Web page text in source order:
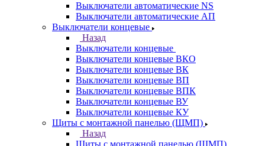
Выключатели автоматические NS
Выключатели автоматические АП
Выключатели концевые
Назад
Выключатели концевые
Выключатели концевые ВКО
Выключатели концевые ВК
Выключатели концевые ВП
Выключатели концевые ВПК
Выключатели концевые ВУ
Выключатели концевые КУ
Щиты с монтажной панелью (ЩМП)
Назад
Щиты с монтажной панелью (ЩМП)